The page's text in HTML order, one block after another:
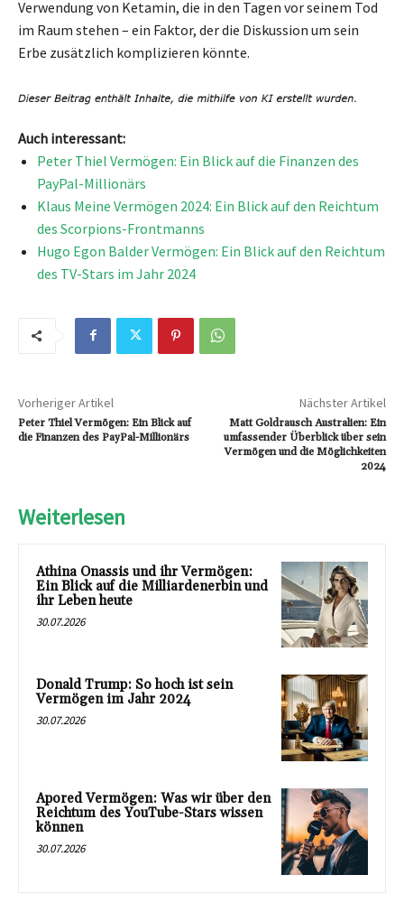
Verwendung von Ketamin, die in den Tagen vor seinem Tod
im Raum stehen – ein Faktor, der die Diskussion um sein
Erbe zusätzlich komplizieren könnte.
Auch interessant:
Peter Thiel Vermögen: Ein Blick auf die Finanzen des
PayPal-Millionärs
Klaus Meine Vermögen 2024: Ein Blick auf den Reichtum
des Scorpions-Frontmanns
Hugo Egon Balder Vermögen: Ein Blick auf den Reichtum
des TV-Stars im Jahr 2024
Vorheriger Artikel
Peter Thiel Vermögen: Ein Blick auf
die Finanzen des PayPal-Millionärs
Nächster Artikel
Matt Goldrausch Australien: Ein
umfassender Überblick über sein
Vermögen und die Möglichkeiten
2024
Weiterlesen
Athina Onassis und ihr Vermögen:
Ein Blick auf die Milliardenerbin und
ihr Leben heute
30.07.2026
Donald Trump: So hoch ist sein
Vermögen im Jahr 2024
30.07.2026
Apored Vermögen: Was wir über den
Reichtum des YouTube-Stars wissen
können
30.07.2026